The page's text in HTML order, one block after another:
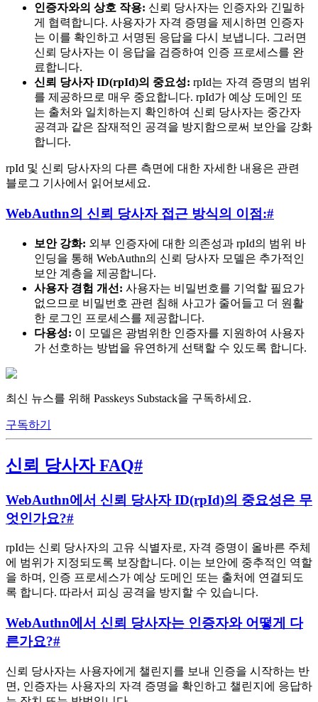
인증자와의 상호 작용: 신뢰 당사자는 인증자와 긴밀하
게 협력합니다. 사용자가 자격 증명을 제시하면 인증자
는 이를 확인하고 서명된 응답을 다시 보냅니다. 그러면
신뢰 당사자는 이 응답을 검증하여 인증 프로세스를 완
료합니다.
신뢰 당사자 ID(rpId)의 중요성: rpId는 자격 증명의 범위
를 제공하므로 매우 중요합니다. rpId가 예상 도메인 또
는 출처와 일치하는지 확인하여 신뢰 당사자는 중간자
공격과 같은 잠재적인 공격을 방지함으로써 보안을 강화
합니다.
rpId 및 신뢰 당사자의 다른 측면에 대한 자세한 내용은 관련
블로그 기사에서 읽어보세요.
WebAuthn의 신뢰 당사자 접근 방식의 이점:#
보안 강화: 외부 인증자에 대한 의존성과 rpId의 범위 바
인딩을 통해 WebAuthn의 신뢰 당사자 모델은 추가적인
보안 계층을 제공합니다.
사용자 경험 개선: 사용자는 비밀번호를 기억할 필요가
없으므로 비밀번호 관련 침해 사고가 줄어들고 더 원활
한 로그인 프로세스를 제공합니다.
다용성: 이 모델은 광범위한 인증자를 지원하여 사용자
가 선호하는 방법을 유연하게 선택할 수 있도록 합니다.
최신 뉴스를 위해 Passkeys Substack을 구독하세요.
구독하기
신뢰 당사자 FAQ#
WebAuthn에서 신뢰 당사자 ID(rpId)의 중요성은 무
엇인가요?#
rpId는 신뢰 당사자의 고유 식별자로, 자격 증명이 올바른 주체
에 범위가 지정되도록 보장합니다. 이는 보안에 중추적인 역할
을 하며, 인증 프로세스가 예상 도메인 또는 출처에 연결되도
록 합니다. 따라서 피싱 공격을 방지할 수 있습니다.
WebAuthn에서 신뢰 당사자는 인증자와 어떻게 다
른가요?#
신뢰 당사자는 사용자에게 챌린지를 보내 인증을 시작하는 반
면, 인증자는 사용자의 자격 증명을 확인하고 챌린지에 응답하